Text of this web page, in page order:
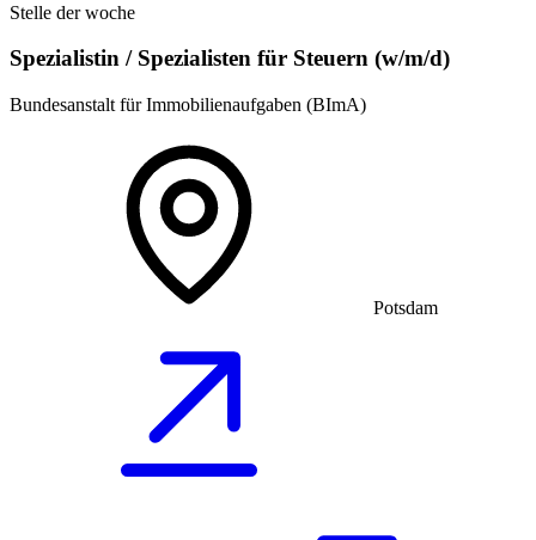
Stelle der woche
Spezialistin / Spezialisten für Steuern (w/m/d)
Bundesanstalt für Immobilienaufgaben (BImA)
Potsdam